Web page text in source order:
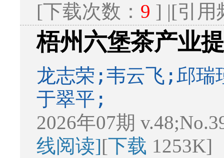
[下载次数： 9 ] |[引用
梧州六堡茶产业
龙志荣;韦云飞;邱
于翠平;
2026年07期
线阅读][下载 1253K]